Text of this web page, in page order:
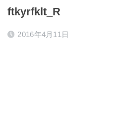
ftkyrfklt_R
2016年4月11日